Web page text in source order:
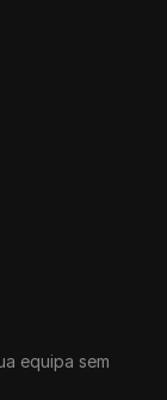
equipa sem